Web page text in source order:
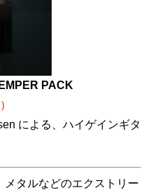
PACK
による、ハイゲインギタ
タルなどのエクストリー